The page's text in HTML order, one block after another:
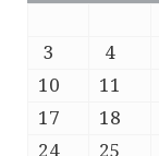
3
4
10
11
17
18
24
25